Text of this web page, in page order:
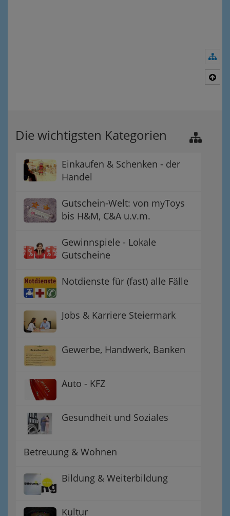
Die wichtigsten Kategorien
Einkaufen & Schenken - der
Handel
Gutschein-Welt: von myToys
bis H&M, C&A u.v.m.
Gewinnspiele - Lokale
Gutscheine
Notdienste für (fast) alle Fälle
Jobs & Karriere Steiermark
Gewerbe, Handwerk, Banken
Auto - KFZ
Gesundheit und Soziales
Betreuung & Wohnen
Bildung & Weiterbildung
Kultur